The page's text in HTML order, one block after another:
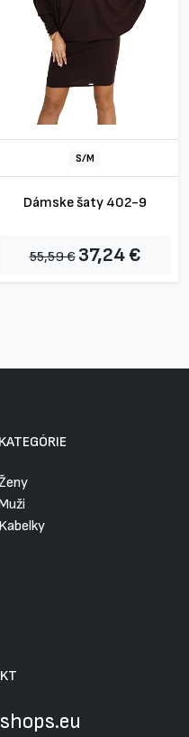
S/M
Dámske šaty 402-9
55,59 € 37,24 €
KATEGÓRIE
Kabelky